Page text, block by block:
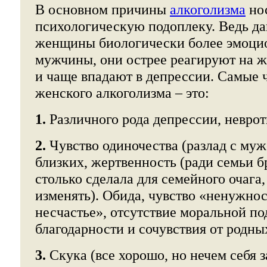
В основном причины алкоголизма
психологическую подоплеку. Ведь
женщины биологически более
мужчины, они острее реагируют на
и чаще впадают в депрессии. Самые
женского алкоголизма – это:
1. Различного рода депрессии,
2. Чувство одиночества (разлад с
близких, жертвенность (ради семьи
столько сделала для семейного
изменять). Обида, чувство
несчастье», отсутствие моральной
благодарности и сочувствия от
3. Скука (все хорошо, но нечем себя